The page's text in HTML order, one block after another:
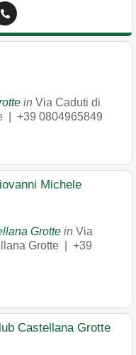
in Via Caduti di
+39 0804965849
Michele
Grotte in Via
Grotte
+39
Castellana Grotte